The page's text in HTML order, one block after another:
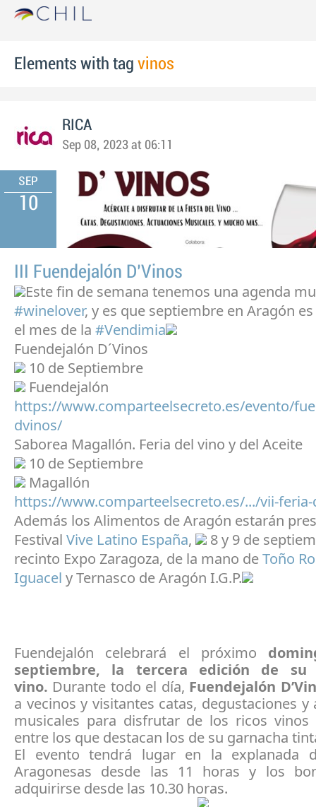
Elements with tag vinos
RICA
Sep 08, 2023 at 06:11
SEP
10
III Fuendejalón D’Vinos
Este fin de semana tenemos una agenda
#winelover, y es que septiembre en Aragón
el mes de la #Vendimia
Fuendejalón D´Vinos
10 de Septiembre
Fuendejalón
https://www.comparteelsecreto.es/evento/
dvinos/
Saborea Magallón. Feria del vino y del Aceite
10 de Septiembre
Magallón
https://www.comparteelsecreto.es/.../vii-feria-
Además los Alimentos de Aragón estarán
Festival Vive Latino España,
8 y 9 de
recinto Expo Zaragoza, de la mano deToño
Iguacel y Ternasco de Aragón I.G.P.
Fuendejalón celebrará el próximo
septiembre, la tercera edición de
vino. Durante todo el día, Fuendejalón
a vecinos y visitantes catas, degustaciones y
musicales para disfrutar de los ricos vinos
entre los que destacan los de su garnacha
El evento tendrá lugar en la explanada
Aragonesas desde las 11 horas y los
adquirirse desde las 10.30 horas.